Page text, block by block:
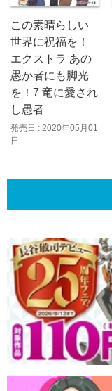
この素晴らしい
世界に祝福を！
エクストラ あの
愚か者にも脚光
を！7 竜に愛され
し愚者
発売日 : 2020年05月01
日